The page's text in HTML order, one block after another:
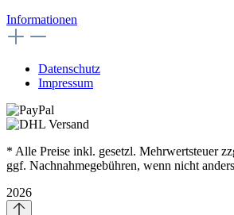
Informationen
Datenschutz
Impressum
* Alle Preise inkl. gesetzl. Mehrwertsteuer
ggf. Nachnahmegebühren, wenn nicht
2026